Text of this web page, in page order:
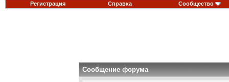
Регистрация Справка Сообщество
Сообщение форума